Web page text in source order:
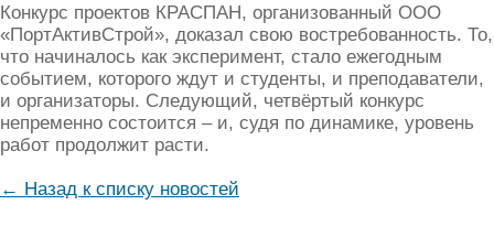
Конкурс проектов КРАСПАН, организованный ООО
«ПортАктивСтрой», доказал свою востребованность. То,
что начиналось как эксперимент, стало ежегодным
событием, которого ждут и студенты, и преподаватели,
и организаторы. Следующий, четвёртый конкурс
непременно состоится – и, судя по динамике, уровень
работ продолжит расти.
← Назад к списку новостей